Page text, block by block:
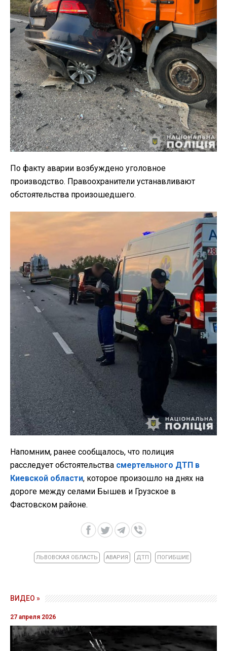
По факту аварии возбуждено уголовное
производство. Правоохранители устанавливают
обстоятельства произошедшего.
Напомним, ранее сообщалось, что полиция
расследует обстоятельства смертельного ДТП в
Киевской области, которое произошло на днях на
дороге между селами Бышев и Грузское в
Фастовском районе.
ЛЬВОВСКАЯ ОБЛАСТЬ АВАРИЯ ДТП ПОГИБШИЕ
ВИДЕО »
27 апреля 2026